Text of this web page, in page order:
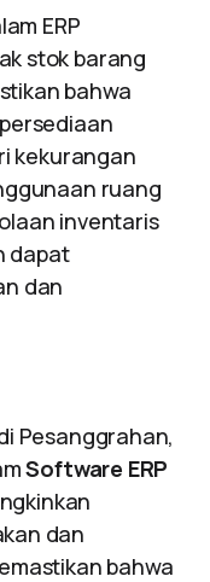
ERP
stok barang
bahwa
kekurangan
ruang
inventaris
dapat
dan
Pesanggrahan,
Software ERP
dan
bahwa